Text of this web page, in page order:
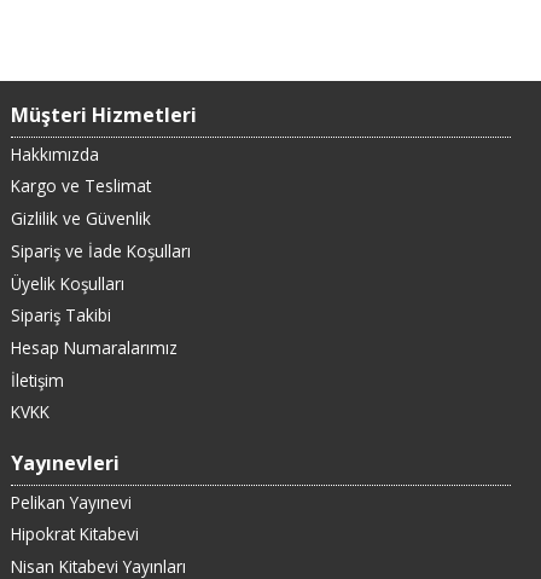
Müşteri Hizmetleri
Hakkımızda
Kargo ve Teslimat
Gizlilik ve Güvenlik
Sipariş ve İade Koşulları
Üyelik Koşulları
Sipariş Takibi
Hesap Numaralarımız
İletişim
KVKK
Yayınevleri
Pelikan Yayınevi
Hipokrat Kitabevi
Nisan Kitabevi Yayınları